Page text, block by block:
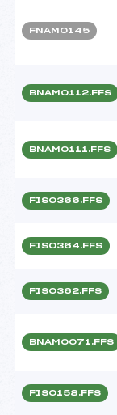
FNAM0145
BNAM0112.FFS
BNAM0111.FFS
FIS0366.FFS
FIS0364.FFS
FIS0362.FFS
BNAM0071.FFS
FIS0158.FFS